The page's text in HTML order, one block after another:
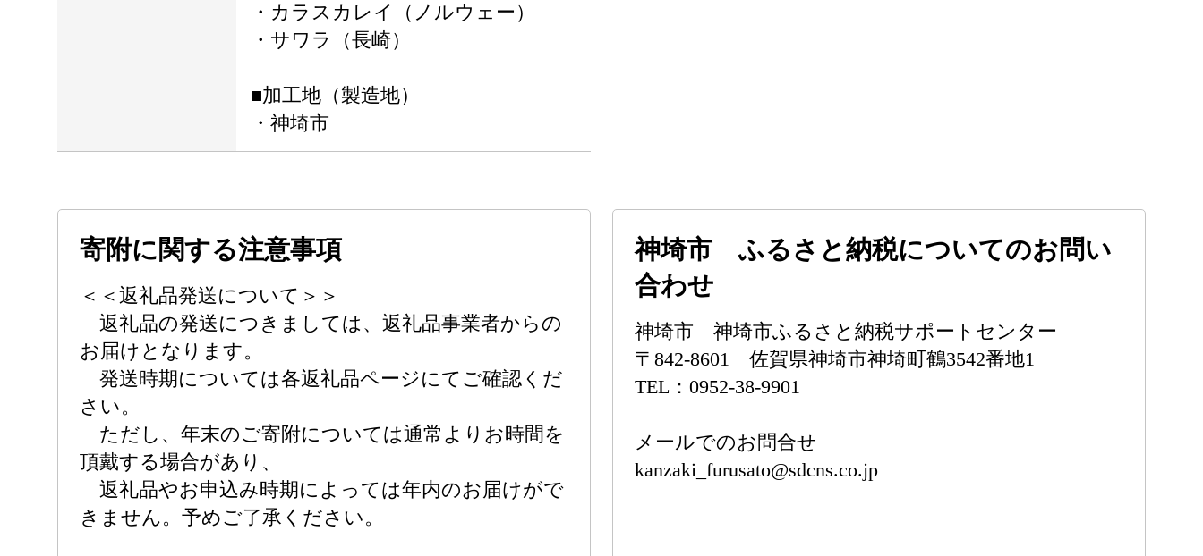
・カラスカレイ（ノルウェー）
・サワラ（長崎）
■加工地（製造地）
・神埼市
寄附に関する注意事項
＜＜返礼品発送について＞＞
返礼品の発送につきましては、返礼品事業者からの
お届けとなります。
発送時期については各返礼品ページにてご確認くだ
さい。
ただし、年末のご寄附については通常よりお時間を
頂戴する場合があり、
返礼品やお申込み時期によっては年内のお届けがで
きません。予めご了承ください。
神埼市 ふるさと納税についてのお問い
合わせ
神埼市 神埼市ふるさと納税サポートセンター
〒842-8601 佐賀県神埼市神埼町鶴3542番地1
TEL：0952-38-9901
メールでのお問合せ
kanzaki_furusato@sdcns.co.jp